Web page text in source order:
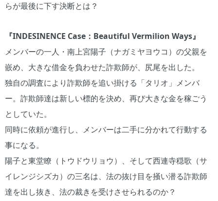
らが最後に下す決断とは？
『INDESINENCE Case：Beautiful Vermilion Ways』
メンバーの一人・南上宮陽子（ナガミヤヨウコ）の父親を
嵌め、大きな借金を負わせた詐欺師が、尻尾を出した。
独自の調査により詐欺師を追い掛ける「タリオ」メンバ
ー。詐欺師達は新しい標的を決め、再び大きな金を稼ごう
としていた。
同時に依頼が進行し、メンバーは二手に分かれて行動する
事になる。
陽子と東堂瞭（トウドウリョウ）、そして西連寺穏歌（サ
イレンジシズカ）の三名は、法の抜け目を掻い潜る詐欺師
達を出し抜き、法の裁きを受けさせられるのか？